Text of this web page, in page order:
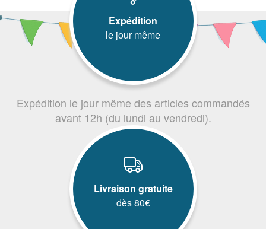
Expédition
le jour même
Expédition le jour même des articles commandés
avant 12h (du lundi au vendredi).
Livraison gratuite
dès 80€